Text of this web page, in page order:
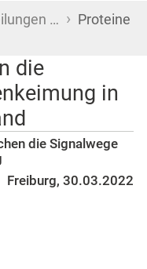
… › Proteine
die
in
die Signalwege
Freiburg, 30.03.2022